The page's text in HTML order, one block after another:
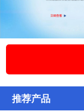
推荐产品